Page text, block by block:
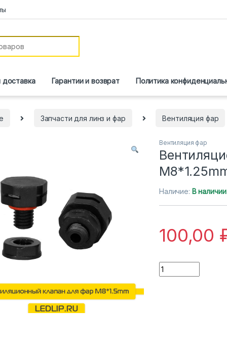
доставка Гарантии и возврат Политика
Запчасти для линз и фар Вентиляция фар
Вентиляция фар
Наличие: В наличии
100,00
Количество